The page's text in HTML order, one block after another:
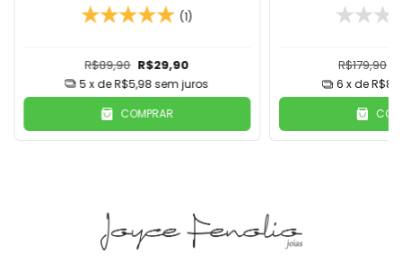
(1)
R$89,90 R$29,90
5 x deR$5,98 sem juros
COMPRAR
R$179,90
6 x de